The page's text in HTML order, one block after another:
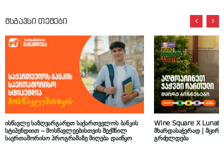
მსგავსი თემები
ისწავლე საზღვარგარეთ საქართველოს ბანკის
სტიპენდიით – მოსწავლეებისთვის შექმნილ
საერთაშორისო პროგრამაზე მიღება დაიწყო
Wine Square X
მხარდასაჭერად | მცირე
გრძელდება